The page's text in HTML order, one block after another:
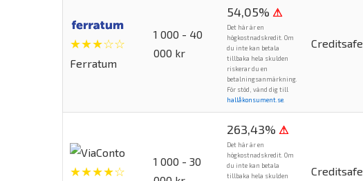
★★★☆☆
Ferratum
1 000 - 40
000 kr
54,05% ⚠
Det här är en
högkostnadskredit. Om
du inte kan betala
tillbaka hela skulden
riskerar du en
betalningsanmärkning.
För stöd, vänd dig till
hallåkonsument.se
Creditsafe
★★★★☆
1 000 - 30
263,43% ⚠
Det här är en
högkostnadskredit. Om
du inte kan betala
tillbaka hela skulden
Creditsafe